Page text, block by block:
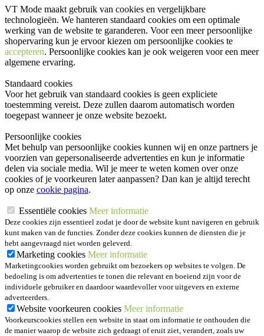
VT Mode maakt gebruik van cookies en vergelijkbare
technologieën. We hanteren standaard cookies om een optimale
werking van de website te garanderen. Voor een meer persoonlijke
shopervaring kun je ervoor kiezen om persoonlijke cookies te
accepteren. Persoonlijke cookies kan je ook weigeren voor een meer
algemene ervaring.
Standaard cookies
Voor het gebruik van standaard cookies is geen expliciete
toestemming vereist. Deze zullen daarom automatisch worden
toegepast wanneer je onze website bezoekt.
Persoonlijke cookies
Met behulp van persoonlijke cookies kunnen wij en onze partners je
voorzien van gepersonaliseerde advertenties en kun je informatie
delen via sociale media. Wil je meer te weten komen over onze
cookies of je voorkeuren later aanpassen? Dan kan je altijd terecht
op onze cookie pagina.
Essentiële cookies Meer informatie
Deze cookies zijn essentieel zodat je door de website kunt navigeren en gebruik
kunt maken van de functies. Zonder deze cookies kunnen de diensten die je
hebt aangevraagd niet worden geleverd.
Marketing cookies Meer informatie
Marketingcookies worden gebruikt om bezoekers op websites te volgen. De
bedoeling is om advertenties te tonen die relevant en boeiend zijn voor de
individuele gebruiker en daardoor waardevoller voor uitgevers en externe
adverteerders.
Website voorkeuren cookies Meer informatie
Voorkeurscookies stellen een website in staat om informatie te onthouden die
de manier waarop de website zich gedraagt of eruit ziet, verandert, zoals uw